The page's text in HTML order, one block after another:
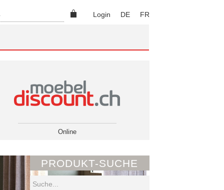
DE FR
Login
Suchen
Online
PRODUKT-SUCHE
Suchen